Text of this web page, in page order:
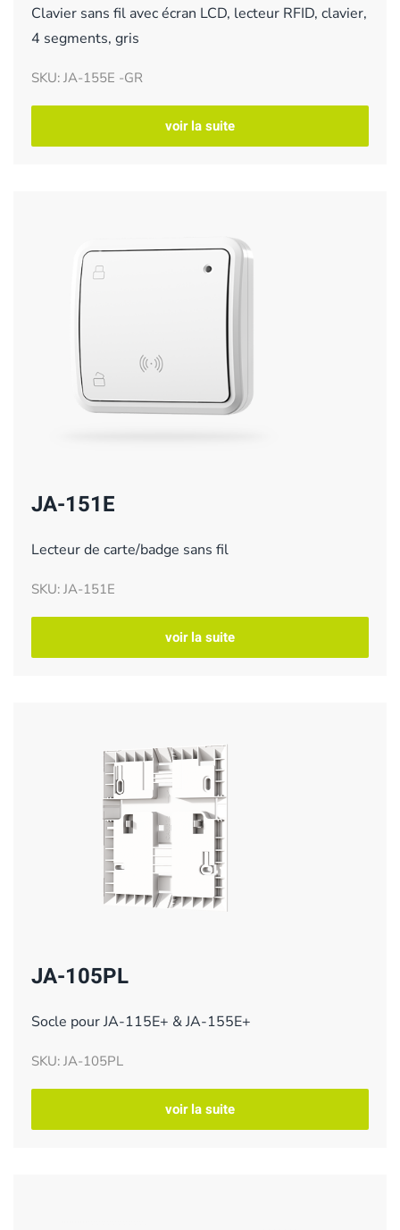
Clavier sans fil avec écran LCD, lecteur RFID, clavier,
4 segments, gris
SKU: JA-155E -GR
voir la suite
JA-151E
Lecteur de carte/badge sans fil
SKU: JA-151E
voir la suite
JA-105PL
Socle pour JA-115E+ & JA-155E+
SKU: JA-105PL
voir la suite